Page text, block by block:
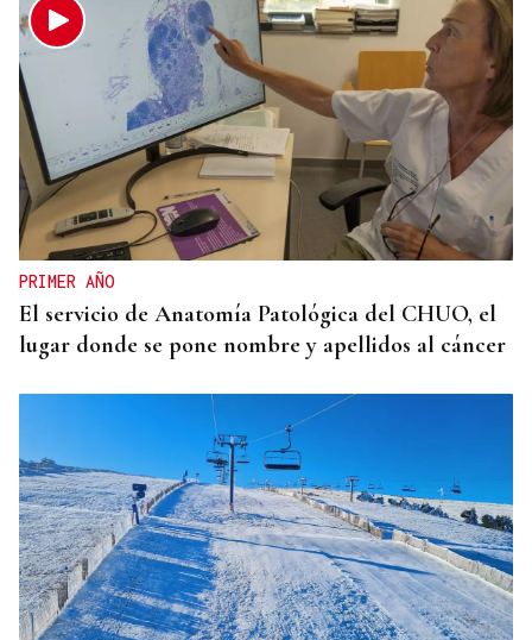
DIA DE GALICIA
Naturales de Galicia celebra el dia de la Patria
gallega venerando al Apóstol Santiago
PRIMER AÑO
El servicio de Anatomía Patológica del CHUO, el
lugar donde se pone nombre y apellidos al cáncer